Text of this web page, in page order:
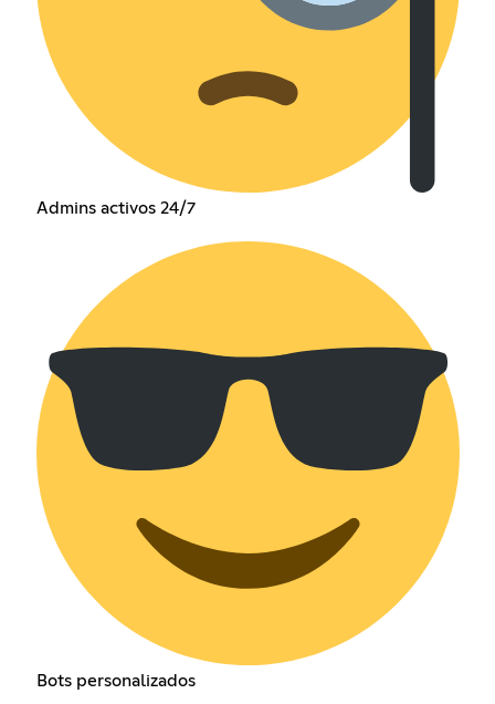
Admins activos 24/7
Bots personalizados